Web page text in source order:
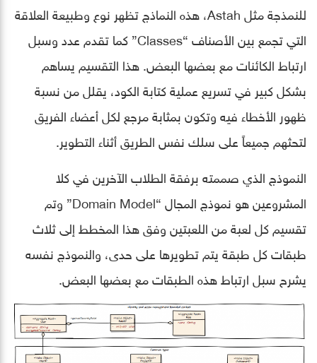
للنمذجة مثل Astah، هذه النماذج تظهر نوع وطبيعة العلاقة
التي تجمع بين الأصناف “Classes” كما تقدم عدد وسبل
ارتباط الكائنات مع بعضها البعض. هذا التقسيم يساهم
بشكل كبير في تسريع عملية كتابة الكود، يقلل من نسبة
ظهور الأخطاء فيه وتكون بمثابة مرجع لكل أعضاء الفريق
لتحثهم جميعاً على سلك نفس الطريق أثناء التطوير.
النموذج الذي صممته برفقة الطلاب الآخرين في كلا
المشروعين هو نموذج المجال “Domain Model” وتم
تقسيم كل لعبة من اللعبتين وفق هذا المخطط إلى ثلاث
طبقات كل طبقة يتم تطويرها على حدى، والنموذج نفسه
يشرح سبل ارتباط هذه الطبقات مع بعضها البعض.